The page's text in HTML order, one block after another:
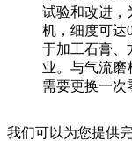
试验和改进，
机，细度可达
于加工石膏、
业。与气流磨
需要更换一次
我们可以为您提供